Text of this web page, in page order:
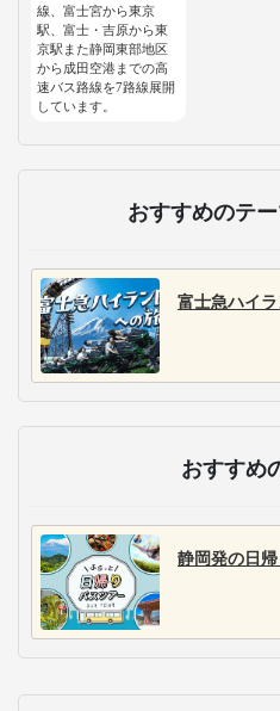
線、富士宮から東京
駅、富士・吉原から東
京駅また静岡東部地区
から成田空港までの高
速バス路線を7路線展開
しています。
おすすめのテ
富士急ハイラ
おすすめ
静岡発の日